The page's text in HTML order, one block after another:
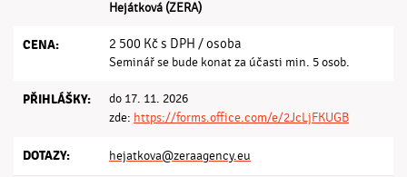
Hejátková (ZERA)
CENA: 2 500 Kč s DPH / osoba
Seminář se bude konat za účasti min. 5 osob.
PŘIHLÁŠKY:
do 17. 11. 2026
zde: https://forms.office.com/e/2JcLjFKUGB
DOTAZY: hejatkova@zeraagency.eu